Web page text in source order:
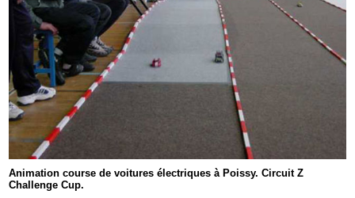
Animation course de voitures électriques à Poissy. Circuit Z
Challenge Cup.